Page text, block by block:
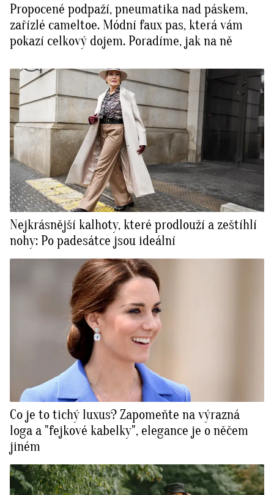
Propocené podpaží, pneumatika nad páskem,
zařízlé cameltoe. Módní faux pas, která vám
pokazí celkový dojem. Poradíme, jak na ně
Nejkrásnější kalhoty, které prodlouží a zeštíhlí
nohy: Po padesátce jsou ideální
Co je to tichý luxus? Zapomeňte na výrazná
loga a "fejkové kabelky", elegance je o něčem
jiném